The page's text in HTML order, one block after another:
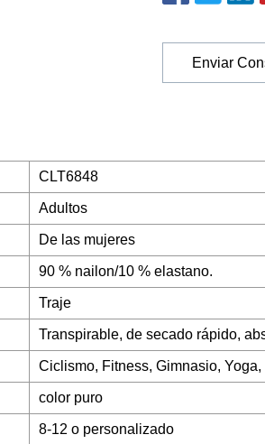
Enviar
CLT6848
Adultos
De las mujeres
90 % nailon/10 % elastano.
Traje
Transpirable, de secado rápido,
Ciclismo, Fitness, Gimnasio,
color puro
8-12 o personalizado